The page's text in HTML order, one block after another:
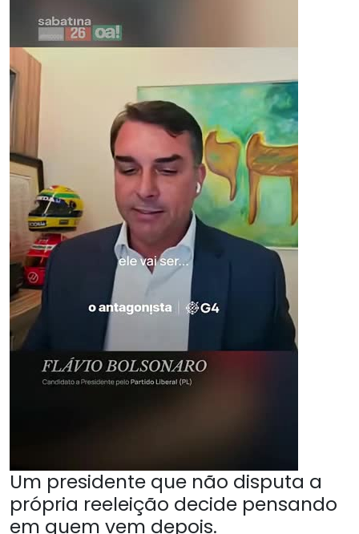
Um presidente que não disputa a
própria reeleição decide pensando
em quem vem depois.